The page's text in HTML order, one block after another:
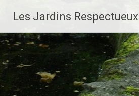
contenu
principal
Les Jardins Respectueux